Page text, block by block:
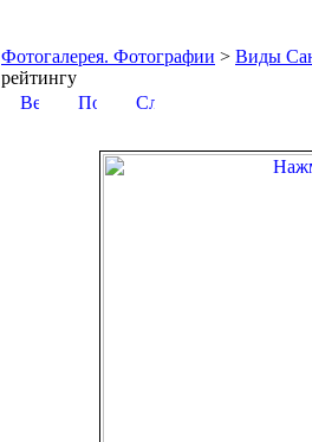
Фотогалерея. Фотографии > Виды
рейтингу